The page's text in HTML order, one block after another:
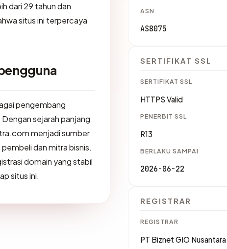
dari 29 tahun dan
situs ini terpercaya
pengembang
sejarah panjang
menjadi sumber
dan mitra bisnis.
domain yang stabil
situs ini.
ASN
AS8075
SERTIFIKAT SSL
SERTIFIKAT SSL
HTTPS Valid
PENERBIT SSL
R13
BERLAKU SAMPAI
2026-06-22
REGISTRAR
REGISTRAR
PT Biznet GIO Nusantara